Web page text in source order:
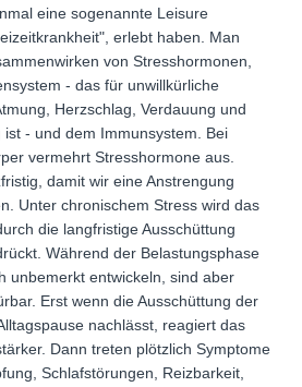
eine sogenannte Leisure
erlebt haben. Man
von Stresshormonen,
- das für unwillkürliche
Herzschlag, Verdauung und
- und dem Immunsystem. Bei
vermehrt Stresshormone aus.
damit wir eine Anstrengung
Unter chronischem Stress wird das
die langfristige Ausschüttung
Während der Belastungsphase
unbemerkt entwickeln, sind aber
Erst wenn die Ausschüttung der
nachlässt, reagiert das
Dann treten plötzlich Symptome
Schlafstörungen, Reizbarkeit,